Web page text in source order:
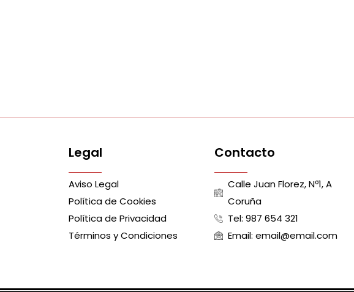
Legal
Aviso Legal
Política de Cookies
Política de Privacidad
Términos y Condiciones
Contacto
Calle Juan Florez, Nº1, A
Coruña
Tel: 987 654 321
Email: email@email.com